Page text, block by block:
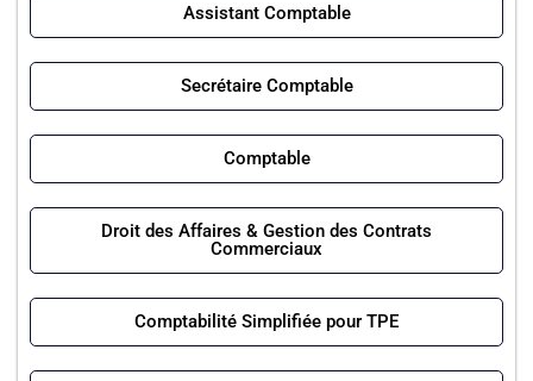
Assistant Comptable
Secrétaire Comptable
Comptable
Droit des Affaires & Gestion des Contrats
Commerciaux
Comptabilité Simplifiée pour TPE